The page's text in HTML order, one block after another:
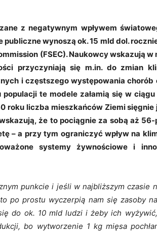
z negatywnym wpływem
wynoszą ok. 15 mld dol.
(FSEC). Naukowcy wskazują
przyczyniają się m.in. do zmian
i częstszego występowania
te modele załamią się w
roku liczba mieszkańców Ziemi
że to pociągnie za sobą aż
– a przy tym ograniczyć wpływ na
systemy żywnościowe i
punkcie i jeśli w najbliższym czasie
po prostu wyczerpią nam się zasoby
do ok. 10 mld ludzi i żeby ich
bo wytworzenie 1 kg mięsa